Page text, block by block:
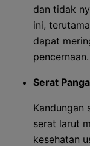
dan tidak
ini,
dapat
pencernaan.
Serat
Kandungan
serat larut
kesehatan